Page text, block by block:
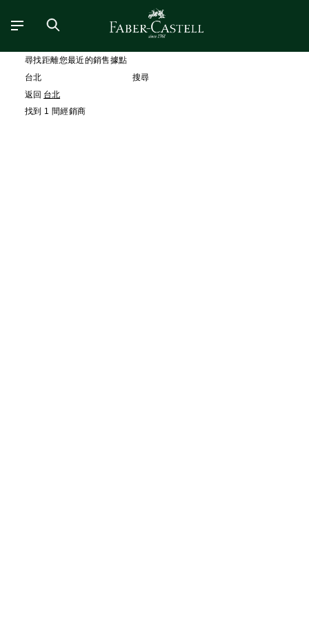
尋找距離您最近的銷售據點
搜尋
返回 台北
找到 1 間經銷商